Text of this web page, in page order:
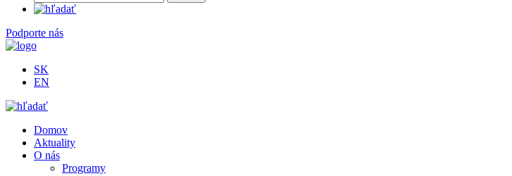
Podporte nás
SK
EN
Domov
Aktuality
O nás
Programy